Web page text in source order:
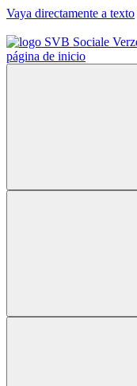
Vaya directamente a texto
página de inicio